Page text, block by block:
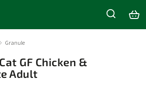
Granule
GF Chicken &
Adult